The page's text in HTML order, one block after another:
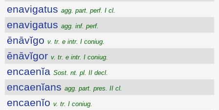
enavigatus agg. part. perf. I cl.
enavigatus agg. inf. perf.
ēnāvĭgo v. tr. e intr. I coniug.
ēnāvĭgor v. tr. e intr. I coniug.
encaenĭa Sost. nt. pl. II decl.
encaenĭans agg. part. pres. II cl.
encaenĭo v. tr. I coniug.